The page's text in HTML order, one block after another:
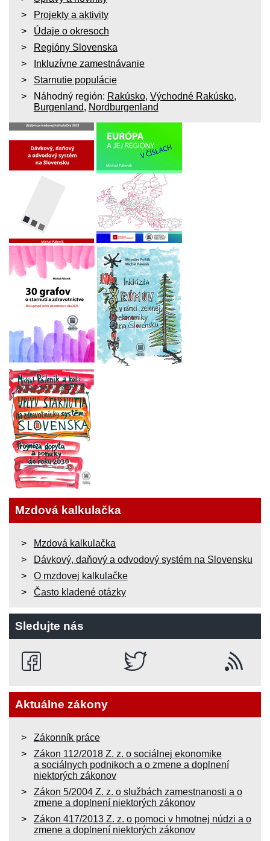
Projekty a aktivity
Údaje o okresoch
Regióny Slovenska
Inkluzívne zamestnávanie
Starnutie populácie
Náhodný región: Rakúsko, Východné Rakúsko,
Burgenland, Nordburgenland
Mzdová kalkulačka
Mzdová kalkulačka
Dávkový, daňový a odvodový systém na Slovensku
O mzdovej kalkulačke
Často kladené otázky
Sledujte nás
Aktuálne zákony
Zákonník práce
Zákon 112/2018 Z. z. o sociálnej ekonomike
a sociálnych podnikoch a o zmene a doplnení
niektorých zákonov
Zákon 5/2004 Z. z. o službách zamestnanosti a o
zmene a doplnení niektorých zákonov
Zákon 417/2013 Z. z. o pomoci v hmotnej núdzi a o
zmene a doplnení niektorých zákonov